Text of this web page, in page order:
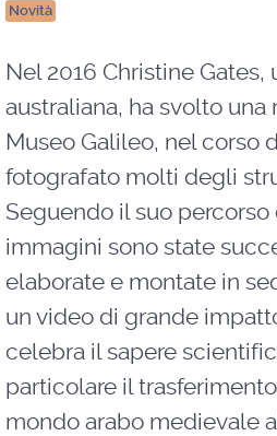
Novità
Nel 2016 Christine Gates,
australiana, ha svolto una
Museo Galileo, nel corso
fotografato molti degli
Seguendo il suo percorso
immagini sono state
elaborate e montate in
un video di grande
celebra il sapere
particolare il
mondo arabo medievale